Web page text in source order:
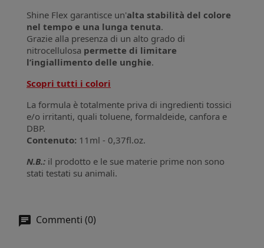
Shine Flex garantisce un'alta stabilità del colore
nel tempo e una lunga tenuta.
Grazie alla presenza di un alto grado di
nitrocellulosa permette di limitare
l’ingiallimento delle unghie.
Scopri tutti i colori
La formula è totalmente priva di ingredienti tossici
e/o irritanti, quali toluene, formaldeide, canfora e
DBP.
Contenuto: 11ml - 0,37fl.oz.
N.B.: il prodotto e le sue materie prime non sono
stati testati su animali.
Commenti (0)